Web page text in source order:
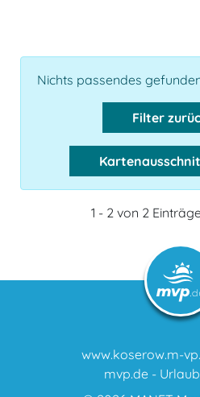
Nichts passendes
Filter
1 - 2 von 2
www.koserow.m-
mvp.de -